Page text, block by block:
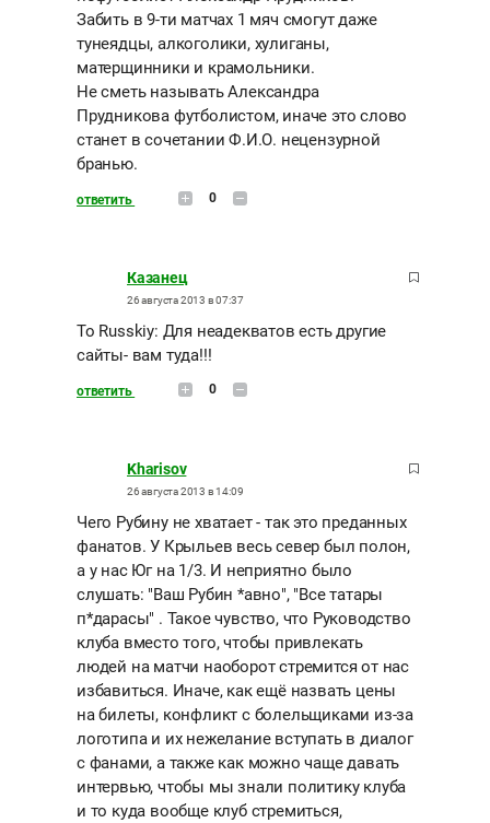
Забить в 9-ти матчах 1 мяч смогут даже
тунеядцы, алкоголики, хулиганы,
матерщинники и крамольники.
Не сметь называть Александра
Прудникова футболистом, иначе это слово
станет в сочетании Ф.И.О. нецензурной
бранью.
ответить 0
Казанец
26 августа 2013 в 07:37
То Russkiy: Для неадекватов есть другие
сайты- вам туда!!!
ответить 0
Kharisov
26 августа 2013 в 14:09
Чего Рубину не хватает - так это преданных
фанатов. У Крыльев весь север был полон,
а у нас Юг на 1/3. И неприятно было
слушать: "Ваш Рубин *авно", "Все татары
п*дарасы" . Такое чувство, что Руководство
клуба вместо того, чтобы привлекать
людей на матчи наоборот стремится от нас
избавиться. Иначе, как ещё назвать цены
на билеты, конфликт с болельщиками из-за
логотипа и их нежелание вступать в диалог
с фанами, а также как можно чаще давать
интервью, чтобы мы знали политику клуба
и то куда вообще клуб стремиться,